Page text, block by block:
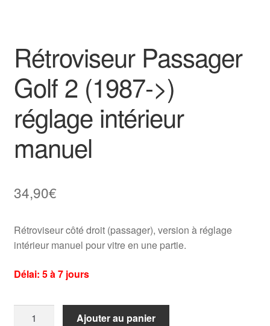
Rétroviseur Passager
Golf 2 (1987->)
réglage intérieur
manuel
34,90€
Rétroviseur côté droit (passager), version à réglage
intérieur manuel pour vitre en une partie.
Délai: 5 à 7 jours
Ajouter au panier